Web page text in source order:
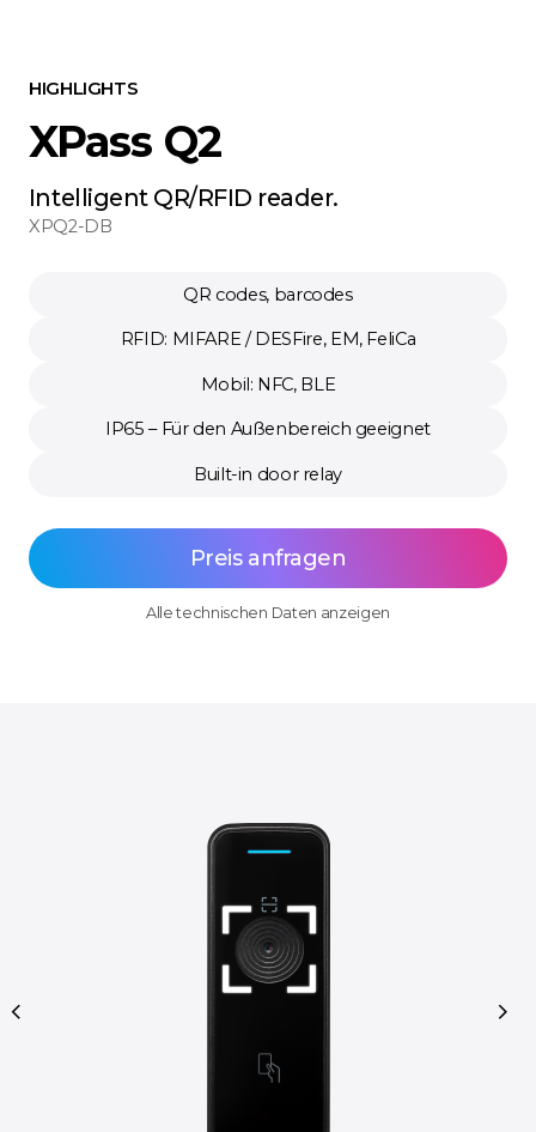
HIGHLIGHTS
XPass Q2
Intelligent QR/RFID reader.
XPQ2-DB
QR codes, barcodes
RFID: MIFARE / DESFire, EM, FeliCa
Mobil: NFC, BLE
IP65 – Für den Außenbereich geeignet
Built-in door relay
Preis anfragen
Alle technischen Daten anzeigen